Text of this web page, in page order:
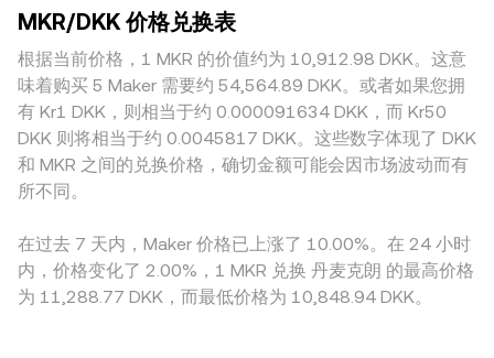
影响 MKR 的定价。技术层面，永续合约的资金费率、季度期
货贴水或升水、期权到期集中日的Gamma暴露变化、以及链
上与交易所的大额地址（鲸鱼）调仓与库存变动，都会为短期
波动叠加噪音，造成 MKR/DKK conversion rate 的快节奏调
整。
资产的平衡，其中瞬时价格近似为 y/x；当资金在池内单边换
入或换出时，会沿着曲线滑动，进而反馈到聚合后的
MKR/DKK conversion rate。综合而言，订单簿撮合决定了最
新成交价与点差，VWAP 反映跨市场的加权水平，而 AMM 曲
线机制则通过链上流动性对整体价格形成补充与牵引。
价”的偏离更明显。地理与法币通道差异同样重要：以 DKK 直
连入金的场所可能受当地费用结构、银行结算时间与合规要求
影响，形成轻微溢价或折价；若某平台主要通过 MKR/USDT
或 MKR/USD 路径报价，再折算为 DKK，则 USDT 或 USD 相
对 DKK 的基差与流动性状况会传导至最终的 MKR/DKK 报
价。跨平台套利能在偏差扩大时买低卖高，推动价格回归，但
受限于链上与法币通道的转移时间、费用和风控，套利并非瞬
时且并不完美，因此短期内各平台的 conversion rate 仍可能
MKR/DKK 价格兑换表
根据当前价格，1 MKR 的价值约为 10,912.98 DKK。这意
味着购买 5 Maker 需要约 54,564.89 DKK。或者如果您拥
有 Kr1 DKK，则相当于约 0.000091634 DKK，而 Kr50
DKK 则将相当于约 0.0045817 DKK。这些数字体现了 DKK
和 MKR 之间的兑换价格，确切金额可能会因市场波动而有
所不同。
在过去 7 天内，Maker 价格已上涨了 10.00%。在 24 小时
内，价格变化了 2.00%，1 MKR 兑换 丹麦克朗 的最高价格
为 11,288.77 DKK，而最低价格为 10,848.94 DKK。